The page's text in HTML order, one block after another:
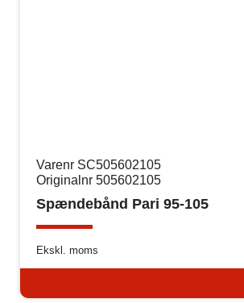
Varenr SC505602105
Originalnr 505602105
Spændebånd Pari 95-105
Ekskl. moms